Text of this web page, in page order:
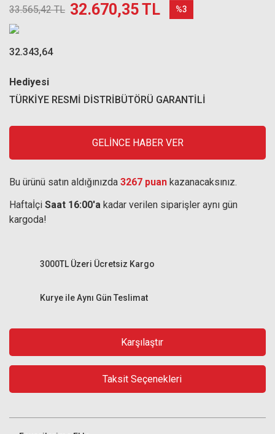
33.565,42 TL 32.670,35 TL %3
32.343,64
Hediyesi
TÜRKİYE RESMİ DİSTRİBÜTÖRÜ GARANTİLİ
GELİNCE HABER VER
Bu ürünü satın aldığınızda 3267 puan kazanacaksınız.
Haftaİçi Saat 16:00'a kadar verilen siparişler aynı gün
kargoda!
Kurye ile Aynı Gün Teslimat
3000TL Üzeri Ücretsiz Kargo
Karşılaştır
Taksit Seçenekleri